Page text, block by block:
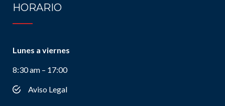
HORARIO
Lunes a viernes
8:30 am – 17:00
Aviso Legal